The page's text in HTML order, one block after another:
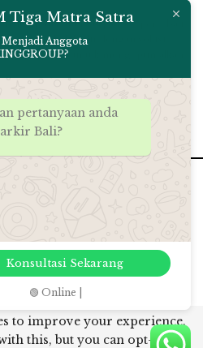
utama di kota-kota padat seperti Bali.
Parkir Bali hadir dengan solusi
canggih untuk mengoptimalkan
Satra. All Rights Reserved.
to improve your experience.
this, but you can opt-out if
Tiga Matra Satra
Anggota
pertanyaan anda
Bali?
Konsultasi Sekarang
🟢 Online |